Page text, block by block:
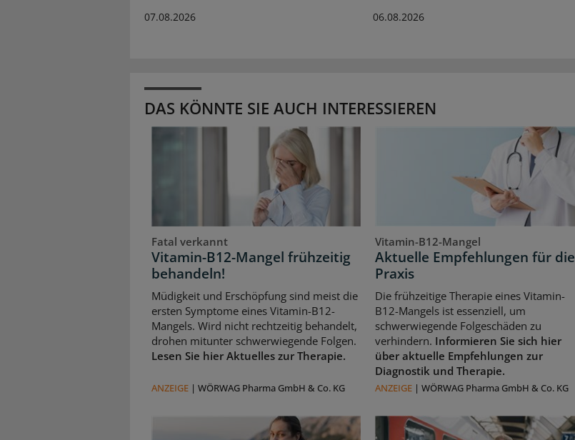
07.08.2026 06.08.2026
DAS KÖNNTE SIE AUCH INTERESSIEREN
Fatal verkannt
Vitamin-B12-Mangel frühzeitig
behandeln!
Müdigkeit und Erschöpfung sind meist die
ersten Symptome eines Vitamin-B12-
Mangels. Wird nicht rechtzeitig behandelt,
drohen mitunter schwerwiegende Folgen.
Lesen Sie hier Aktuelles zur Therapie.
ANZEIGE | WÖRWAG Pharma GmbH & Co. KG
Vitamin-B12-Mangel
Aktuelle Empfehlungen für die
Praxis
Die frühzeitige Therapie eines Vitamin-
B12-Mangels ist essenziell, um
schwerwiegende Folgeschäden zu
verhindern. Informieren Sie sich hier
über aktuelle Empfehlungen zur
Diagnostik und Therapie.
ANZEIGE |WÖRWAG Pharma GmbH & Co. KG